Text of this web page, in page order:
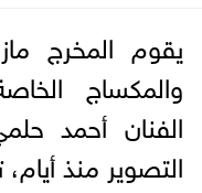
يقوم المخرج
والمكساج
الفنان أحمد
التصوير منذ